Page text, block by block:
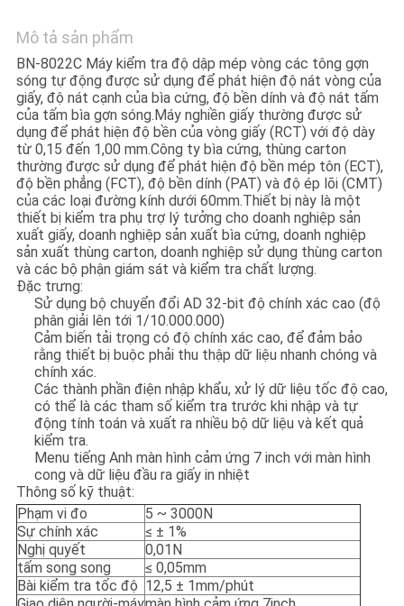
SƠ
ĐỒ
TRANG
WEB
PRIVACY
POLICY
Mô tả sản phẩm
BN-8022C Máy kiểm tra độ dập mép vòng các tông gợn
sóng tự động được sử dụng để phát hiện độ nát vòng của
giấy, độ nát cạnh của bìa cứng, độ bền dính và độ nát tấm
của tấm bìa gợn sóng.Máy nghiền giấy thường được sử
dụng để phát hiện độ bền của vòng giấy (RCT) với độ dày
từ 0,15 đến 1,00 mm.Công ty bìa cứng, thùng carton
thường được sử dụng để phát hiện độ bền mép tôn (ECT),
độ bền phẳng (FCT), độ bền dính (PAT) và độ ép lõi (CMT)
của các loại đường kính dưới 60mm.Thiết bị này là một
thiết bị kiểm tra phụ trợ lý tưởng cho doanh nghiệp sản
xuất giấy, doanh nghiệp sản xuất bìa cứng, doanh nghiệp
sản xuất thùng carton, doanh nghiệp sử dụng thùng carton
và các bộ phận giám sát và kiểm tra chất lượng.
Đặc trưng:
Sử dụng bộ chuyển đổi AD 32-bit độ chính xác cao (độ
phân giải lên tới 1/10.000.000)
Cảm biến tải trọng có độ chính xác cao, để đảm bảo
rằng thiết bị buộc phải thu thập dữ liệu nhanh chóng và
chính xác.
Các thành phần điện nhập khẩu, xử lý dữ liệu tốc độ cao,
có thể là các tham số kiểm tra trước khi nhập và tự
động tính toán và xuất ra nhiều bộ dữ liệu và kết quả
kiểm tra.
Menu tiếng Anh màn hình cảm ứng 7 inch với màn hình
cong và dữ liệu đầu ra giấy in nhiệt
Thông số kỹ thuật:
Phạm vi đo
5 ~ 3000N
Sự chính xác
≤ ± 1%
Nghị quyết
0,01N
tấm song song
≤ 0,05mm
Bài kiểm tra tốc độ 12,5 ± 1mm/phút